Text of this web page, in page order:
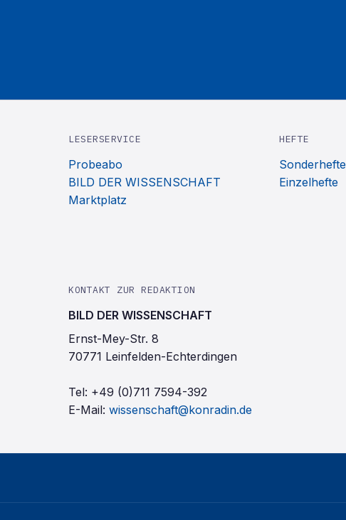
LESERSERVICE
Probeabo
BILD DER WISSENSCHAFT
Marktplatz
HEFTE
Sonderhefte
Einzelhefte
KONTAKT ZUR REDAKTION
BILD DER WISSENSCHAFT
Ernst-Mey-Str. 8
70771 Leinfelden-Echterdingen
Tel: +49 (0)711 7594-392
E-Mail: wissenschaft@konradin.de